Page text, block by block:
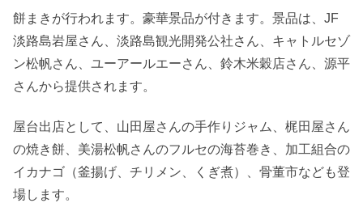
餅まきが行われます。豪華景品が付きます。景品は、JF
淡路島岩屋さん、淡路島観光開発公社さん、キャトルセゾ
ン松帆さん、ユーアールエーさん、鈴木米穀店さん、源平
さんから提供されます。
屋台出店として、山田屋さんの手作りジャム、梶田屋さん
の焼き餅、美湯松帆さんのフルセの海苔巻き、加工組合の
イカナゴ（釜揚げ、チリメン、くぎ煮）、骨董市なども登
場します。